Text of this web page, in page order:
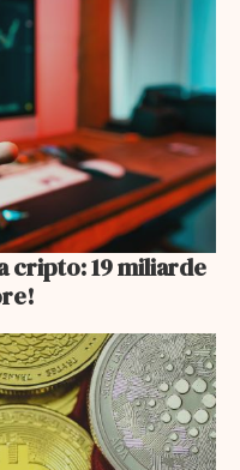
cripto: 19 miliarde